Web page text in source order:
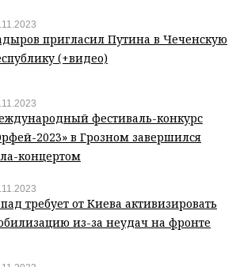
пригласил Путина в Чеченскую
(+видео)
фестиваль-конкурс
2023» в Грозном завершился
концертом
требует от Киева активизировать
из-за неудач на фронте